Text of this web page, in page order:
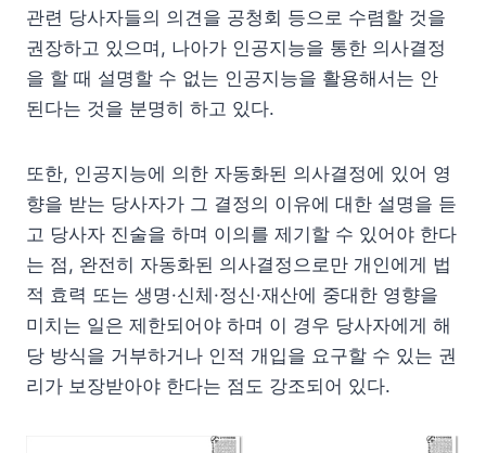
관련 당사자들의 의견을 공청회 등으로 수렴할 것을
권장하고 있으며, 나아가 인공지능을 통한 의사결정
을 할 때 설명할 수 없는 인공지능을 활용해서는 안
된다는 것을 분명히 하고 있다.
또한, 인공지능에 의한 자동화된 의사결정에 있어 영
향을 받는 당사자가 그 결정의 이유에 대한 설명을 듣
고 당사자 진술을 하며 이의를 제기할 수 있어야 한다
는 점, 완전히 자동화된 의사결정으로만 개인에게 법
적 효력 또는 생명·신체·정신·재산에 중대한 영향을
미치는 일은 제한되어야 하며 이 경우 당사자에게 해
당 방식을 거부하거나 인적 개입을 요구할 수 있는 권
리가 보장받아야 한다는 점도 강조되어 있다.